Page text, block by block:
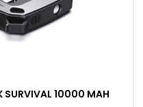
SURVIVAL 10000 MAH